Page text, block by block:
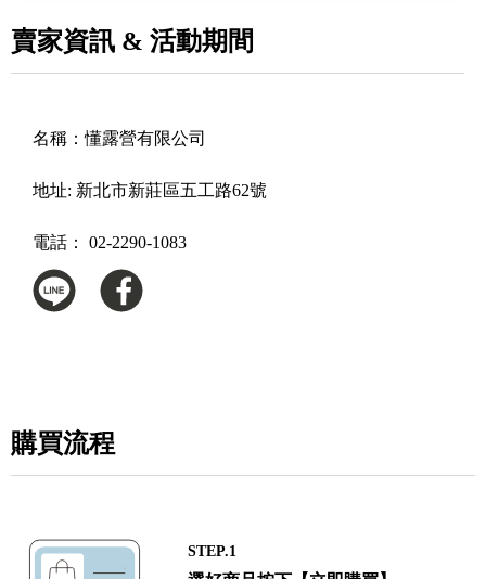
賣家資訊 & 活動期間
名稱：懂露營有限公司
地址: 新北市新莊區五工路62號
電話： 02-2290-1083
購買流程
STEP.1